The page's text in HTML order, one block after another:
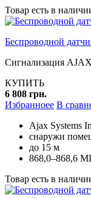
Товар есть в
Беспроводной
Сигнализация AJAX
КУПИТЬ
6 808 грн.
Избранноее В
Ajax Systems
снаружи
до 15 м
868,0–868,6
Товар есть в